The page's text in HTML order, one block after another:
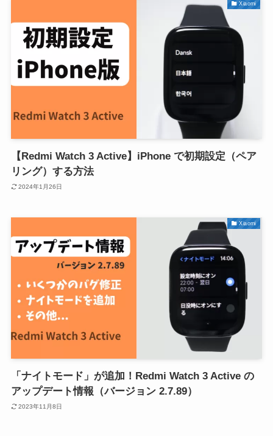
Xiaomi
【Redmi Watch 3 Active】iPhone で初期設定（ペア
リング）する方法
2024年1月26日
Xiaomi
「ナイトモード」が追加！Redmi Watch 3 Active の
アップデート情報（バージョン 2.7.89）
2023年11月8日